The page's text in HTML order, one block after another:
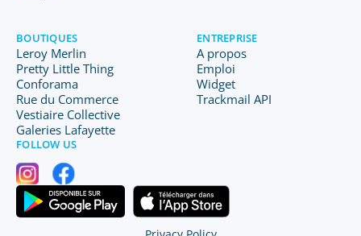
BOUTIQUES
Leroy Merlin
Pretty Little Thing
Conforama
Rue du Commerce
Vestiaire Collective
Galeries Lafayette
ENTREPRISE
A propos
Emploi
Widget
Trackmail API
FOLLOW US